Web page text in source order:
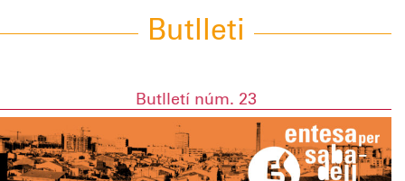
Butlleti
Butlletí núm. 23